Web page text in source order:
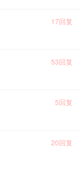
17回复
53回复
5回复
20回复